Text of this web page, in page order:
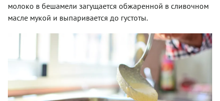
молоко в бешамели загущается обжаренной в сливочном
масле мукой и выпаривается до густоты.